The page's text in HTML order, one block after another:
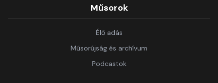
Műsorok
Élő adás
Műsorújság és archívum
Podcastok